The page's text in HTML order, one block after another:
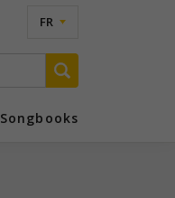
FR
Songbooks